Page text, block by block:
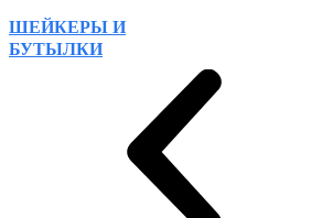
ШЕЙКЕРЫ И
БУТЫЛКИ